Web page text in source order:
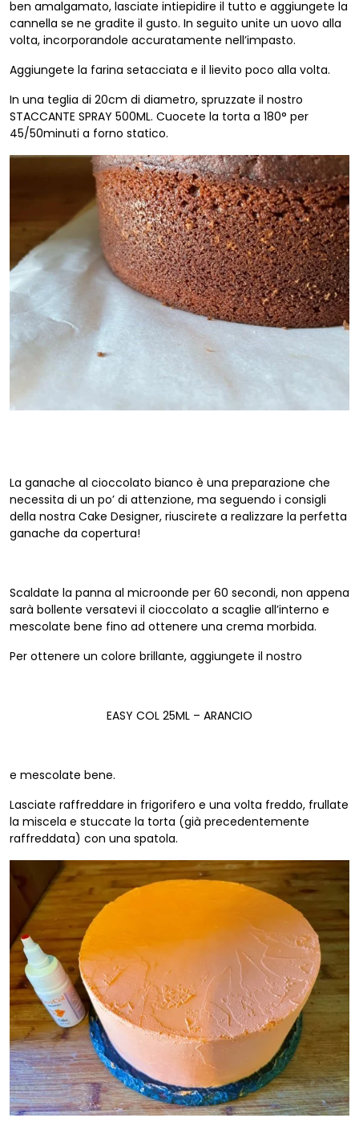
ben amalgamato, lasciate intiepidire il tutto e aggiungete la
cannella se ne gradite il gusto. In seguito unite un uovo alla
volta, incorporandole accuratamente nell’impasto.
Aggiungete la farina setacciata e il lievito poco alla volta.
In una teglia di 20cm di diametro, spruzzate il nostro
STACCANTE SPRAY 500ML. Cuocete la torta a 180° per
45/50minuti a forno statico.
La ganache al cioccolato bianco è una preparazione che
necessita di un po’ di attenzione, ma seguendo i consigli
della nostra Cake Designer, riuscirete a realizzare la perfetta
ganache da copertura!
Scaldate la panna al microonde per 60 secondi, non appena
sarà bollente versatevi il cioccolato a scaglie all’interno e
mescolate bene fino ad ottenere una crema morbida.
Per ottenere un colore brillante, aggiungete il nostro
EASY COL 25ML – ARANCIO
e mescolate bene.
Lasciate raffreddare in frigorifero e una volta freddo, frullate
la miscela e stuccate la torta (già precedentemente
raffreddata) con una spatola.